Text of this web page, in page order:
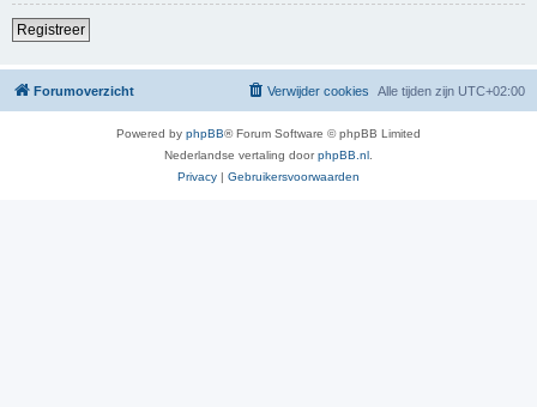
Registreer
Forumoverzicht Alle tijden zijn UTC+02:00
Verwijder cookies
Powered by phpBB® Forum Software © phpBB Limited
Nederlandse vertaling doorphpBB.nl
Privacy | Gebruikersvoorwaarden